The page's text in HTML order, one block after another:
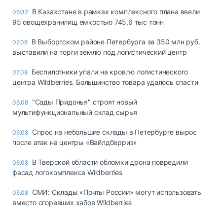
06:32 В Казахстане в рамках комплексного плана ввели
95 овощехранилищ емкостью 745,6 тыс тонн
07.08 В Выборгском районе Петербурга за 350 млн руб.
выставили на торги землю под логистический центр
07.08 Беспилотники упали на кровлю логистического
центра Wildberries. Большинство товара удалось спасти
06.08 "Сады Придонья" строят новый
мультифункциональный склад сырья
06.08 Спрос на небольшие склады в Петербурге вырос
после атак на центры «Вайлдберриз»
06.08 В Тверской области обломки дрона повредили
фасад логокомплекса Wildberries
05.08 СМИ: Склады «Почты России» могут использовать
вместо сгоревших хабов Wildberries